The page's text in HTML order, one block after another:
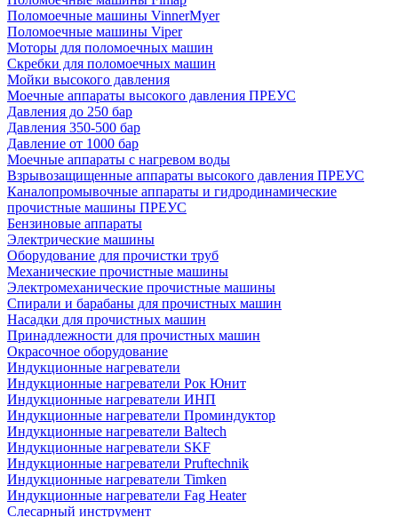
Поломоечные машины VinnerMyer
Поломоечные машины Viper
Моторы для поломоечных машин
Скребки для поломоечных машин
Мойки высокого давления
Моечные аппараты высокого давления ПРЕУС
Давления до 250 бар
Давления 350-500 бар
Давление от 1000 бар
Моечные аппараты с нагревом воды
Взрывозащищенные аппараты высокого давления ПРЕУС
Каналопромывочные аппараты и гидродинамические
прочистные машины ПРЕУС
Бензиновые аппараты
Электрические машины
Оборудование для прочистки труб
Механические прочистные машины
Электромеханические прочистные машины
Спирали и барабаны для прочистных машин
Насадки для прочистных машин
Принадлежности для прочистных машин
Окрасочное оборудование
Индукционные нагреватели
Индукционные нагреватели Рок Юнит
Индукционные нагреватели ИНП
Индукционные нагреватели Проминдуктор
Индукционные нагреватели Baltech
Индукционные нагреватели SKF
Индукционные нагреватели Pruftechnik
Индукционные нагреватели Timken
Индукционные нагреватели Fag Heater
Слесарный инструмент